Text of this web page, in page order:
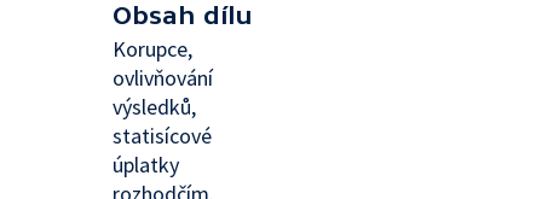
Obsah dílu
Korupce,
ovlivňování
výsledků,
statisícové
úplatky